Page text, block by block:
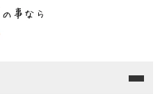
メニ